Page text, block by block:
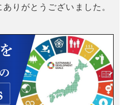
りがとうございました。